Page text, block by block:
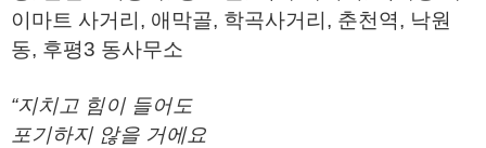
이마트 사거리, 애막골, 학곡사거리, 춘천역, 낙원
동, 후평3 동사무소
“지치고 힘이 들어도
포기하지 않을 거에요